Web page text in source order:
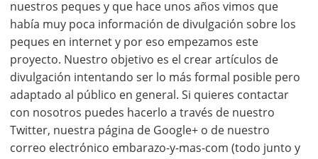
nuestros peques y que hace unos años vimos que
había muy poca información de divulgación sobre los
peques en internet y por eso empezamos este
proyecto. Nuestro objetivo es el crear artículos de
divulgación intentando ser lo más formal posible pero
adaptado al público en general. Si quieres contactar
con nosotros puedes hacerlo a través de nuestro
Twitter, nuestra página de Google+ o de nuestro
correo electrónico embarazo-y-mas-com (todo junto y